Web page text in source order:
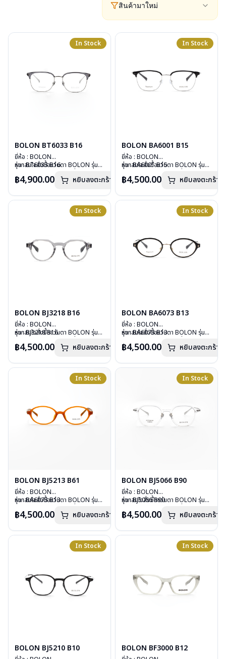
สินค้ามาใหม่
In Stock
BOLON BT6033 B16
ยี่ห้อ : BOLON
รุ่น : BT6033 B16
เลนส์ : Demo Lenses
น้ำหนัก : 13 กรัม
อุปกรณ์ : กล่องแว่น, ผ้าเช็ดแว่น
หากสนใจสั่งชื้อแว่นตา BOLON รุ่น
กรุณาติดต่อเราคลิก
฿4,900.00 หยิบลงตะกร้า
In Stock
BOLON BA6001 B15
ยี่ห้อ : BOLON
รุ่น : BA6001 B15
เลนส์ : Demo Lenses
น้ำหนัก : 14 กรัม
อุปกรณ์ : กล่องแว่น, ผ้าเช็ดแว่น
หากสนใจสั่งชื้อแว่นตา BOLON รุ่น
กรุณาติดต่อเราคลิก
฿4,500.00 หยิบลงตะกร้า
In Stock
BOLON BJ3218 B16
ยี่ห้อ : BOLON
รุ่น : BJ3218 B16
เลนส์ : Demo Lenses
น้ำหนัก : 27 กรัม
อุปกรณ์ : กล่องแว่น, ผ้าเช็ดแว่น
หากสนใจสั่งชื้อแว่นตา BOLON รุ่น
กรุณาติดต่อเราคลิก
฿4,500.00 หยิบลงตะกร้า
In Stock
BOLON BA6073 B13
ยี่ห้อ : BOLON
รุ่น : BA6073 B13
เลนส์ : Demo Lenses
น้ำหนัก : 15 กรัม
อุปกรณ์ : กล่องแว่น, ผ้าเช็ดแว่น
หากสนใจสั่งชื้อแว่นตา BOLON รุ่น
กรุณาติดต่อเราคลิก
฿4,500.00 หยิบลงตะกร้า
In Stock
BOLON BJ5213 B61
ยี่ห้อ : BOLON
รุ่น : BA6073 B13
เลนส์ : Demo Lenses
น้ำหนัก : 15 กรัม
อุปกรณ์ : กล่องแว่น, ผ้าเช็ดแว่น
หากสนใจสั่งชื้อแว่นตา BOLON รุ่น
กรุณาติดต่อเราคลิก
฿4,500.00 หยิบลงตะกร้า
In Stock
BOLON BJ5066 B90
ยี่ห้อ : BOLON
รุ่น : BJ5066 B90
เลนส์ : Demo Lenses
น้ำหนัก : 17 กรัม
อุปกรณ์ : กล่องแว่น, ผ้าเช็ดแว่น
หากสนใจสั่งชื้อแว่นตา BOLON รุ่น
กรุณาติดต่อเราคลิก
฿4,500.00 หยิบลงตะกร้า
In Stock
BOLON BJ5210 B10
In Stock
BOLON BF3000 B12